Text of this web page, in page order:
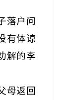
落户问
有体谅
解的李
母返回